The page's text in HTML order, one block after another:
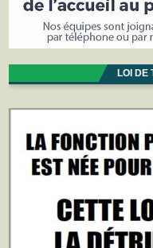
LOI DE